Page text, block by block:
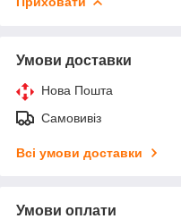
Умови доставки
Нова Пошта
Самовивіз
Всі умови доставки
Умови оплати